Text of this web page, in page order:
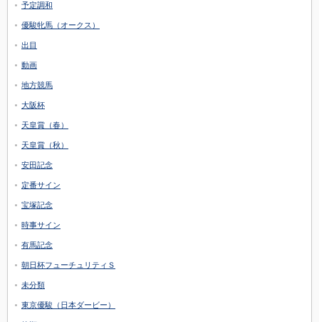
予定調和
優駿牝馬（オークス）
出目
動画
地方競馬
大阪杯
天皇賞（春）
天皇賞（秋）
安田記念
定番サイン
宝塚記念
時事サイン
有馬記念
朝日杯フューチュリティＳ
未分類
東京優駿（日本ダービー）